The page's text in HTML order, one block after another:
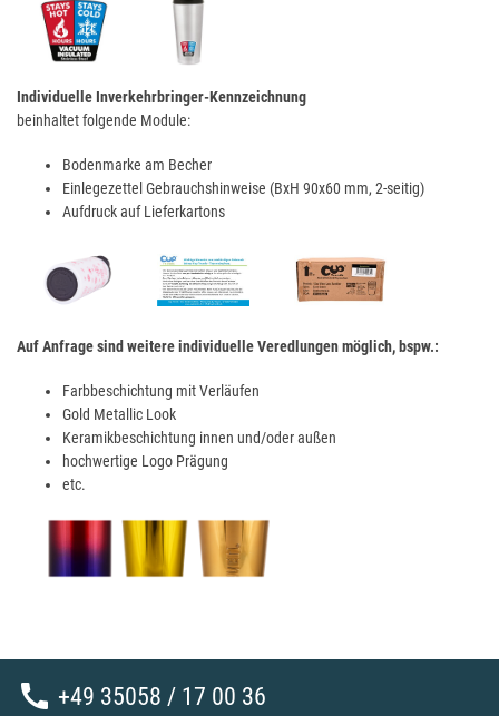
Individuelle Inverkehrbringer-Kennzeichnung
beinhaltet folgende Module:
Bodenmarke am Becher
Einlegezettel Gebrauchshinweise (BxH 90x60 mm, 2-seitig)
Aufdruck auf Lieferkartons
Auf Anfrage sind weitere individuelle Veredlungen möglich, bspw.:
Farbbeschichtung mit Verläufen
Gold Metallic Look
Keramikbeschichtung innen und/oder außen
hochwertige Logo Prägung
etc.
 +49 35058 / 17 00 36